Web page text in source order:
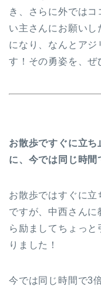
き、さらに外では
い主さんにお願いし
になり、なんとア
す！その勇姿を、ぜ
お散歩ですぐに立
に、今では同じ時
お散歩ではすぐに
ですが、中西さんに
ら励ましてちょっ
りました！
今では同じ時間で3